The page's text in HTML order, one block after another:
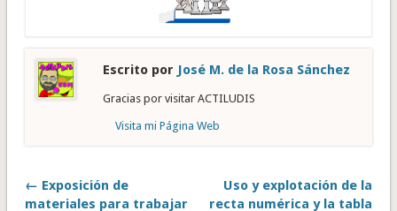
Escrito por José M. de la Rosa Sánchez
Gracias por visitar ACTILUDIS
Visita mi Página Web
← Exposición de
materiales para trabajar
Uso y explotación de la
recta numérica y la tabla